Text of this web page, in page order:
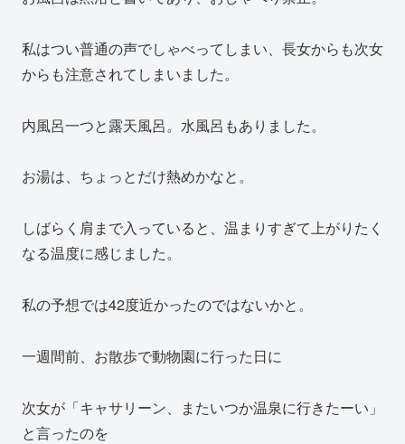
私はつい普通の声でしゃべってしまい、長女からも次女
からも注意されてしまいました。
内風呂一つと露天風呂。水風呂もありました。
お湯は、ちょっとだけ熱めかなと。
しばらく肩まで入っていると、温まりすぎて上がりたく
なる温度に感じました。
私の予想では42度近かったのではないかと。
一週間前、お散歩で動物園に行った日に
次女が「キャサリーン、またいつか温泉に行きたーい」
と言ったのを